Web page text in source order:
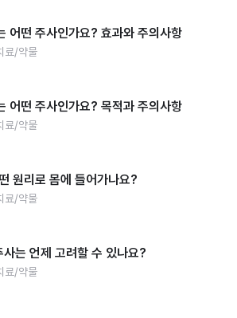
어떤 주사인가요? 효과와 주의사항
료/약물
어떤 주사인가요? 목적과 주의사항
료/약물
원리로 몸에 들어가나요?
료/약물
사는 언제 고려할 수 있나요?
료/약물